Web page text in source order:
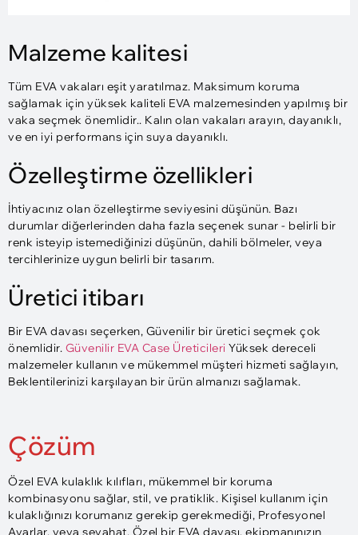
Malzeme kalitesi
Tüm EVA vakaları eşit yaratılmaz. Maksimum koruma
sağlamak için yüksek kaliteli EVA malzemesinden yapılmış bir
vaka seçmek önemlidir.. Kalın olan vakaları arayın, dayanıklı,
ve en iyi performans için suya dayanıklı.
Özelleştirme özellikleri
İhtiyacınız olan özelleştirme seviyesini düşünün. Bazı
durumlar diğerlerinden daha fazla seçenek sunar - belirli bir
renk isteyip istemediğinizi düşünün, dahili bölmeler, veya
tercihlerinize uygun belirli bir tasarım.
Üretici itibarı
Bir EVA davası seçerken, Güvenilir bir üretici seçmek çok
önemlidir. Güvenilir EVA Case Üreticileri Yüksek dereceli
malzemeler kullanın ve mükemmel müşteri hizmeti sağlayın,
Beklentilerinizi karşılayan bir ürün almanızı sağlamak.
Çözüm
Özel EVA kulaklık kılıfları, mükemmel bir koruma
kombinasyonu sağlar, stil, ve pratiklik. Kişisel kullanım için
kulaklığınızı korumanız gerekip gerekmediği, Profesyonel
Ayarlar, veya seyahat, Özel bir EVA davası, ekipmanınızın